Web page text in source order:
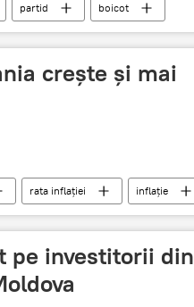
partid boicot
creşte şi mai
rata inflației inflație
pe investitorii din